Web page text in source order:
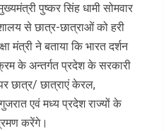
पुष्कर सिंह धामी सोमवार
से छात्र-छात्राओं को हरी
मंत्री ने बताया कि भारत दर्शन
के अन्तर्गत प्रदेश के सरकारी
छात्र/ छात्राएं केरल,
एवं मध्य प्रदेश राज्यों के
करेंगे।